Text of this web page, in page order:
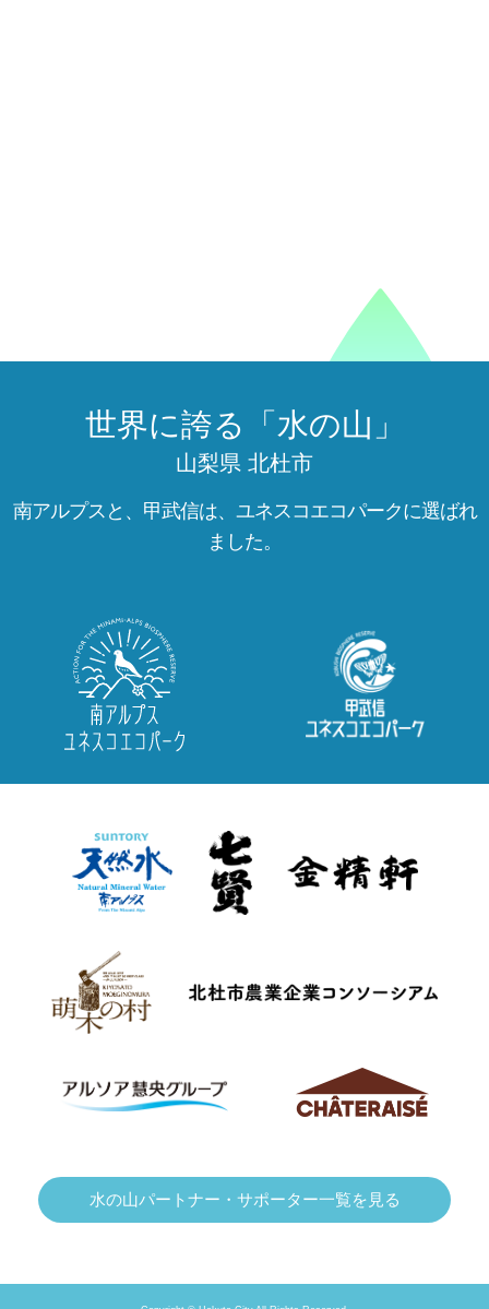
世界に誇る「水の山」
山梨県 北杜市
南アルプスと、甲武信は、ユネスコエコパークに選ばれ
ました。
水の山パートナー・サポーター一覧を見る